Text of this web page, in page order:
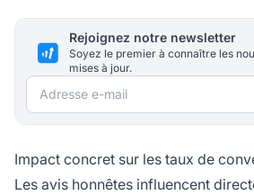
Rejoignez notre newsletter
Soyez le premier à connaître les
mises à jour.
Adresse e-mail
Impact concret sur les taux de
Les avis honnêtes influencent